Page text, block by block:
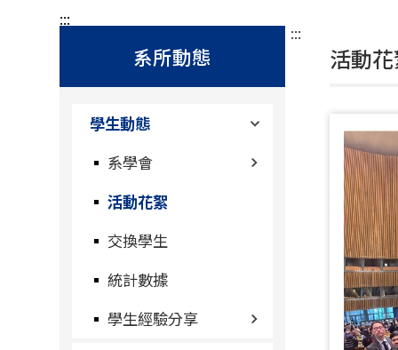
:::
系所動態
學生動態
系學會
活動花絮
交換學生
統計數據
學生經驗分享
:::
活動